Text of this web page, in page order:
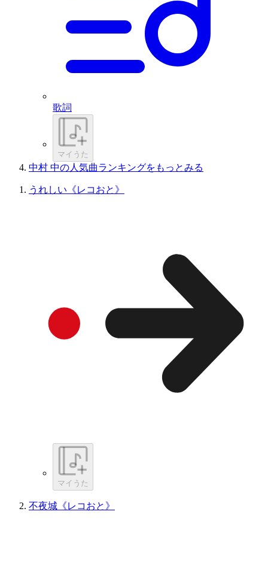
歌詞
マイうた
中村 中の人気曲ランキングをもっとみる
うれしい《レコおと》
マイうた
不夜城《レコおと》